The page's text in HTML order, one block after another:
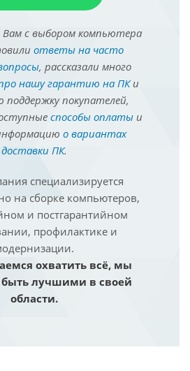
с выбором компьютера
ответы на часто
, рассказали много
нашу гарантию на ПКи
поддержку покупателей,
способы оплатыи
о вариантах
доставки ПК.
специализируется
на сборке компьютеров,
и постгарантийном
профилактике и
охватить всё, мы
лучшими в своей
области.